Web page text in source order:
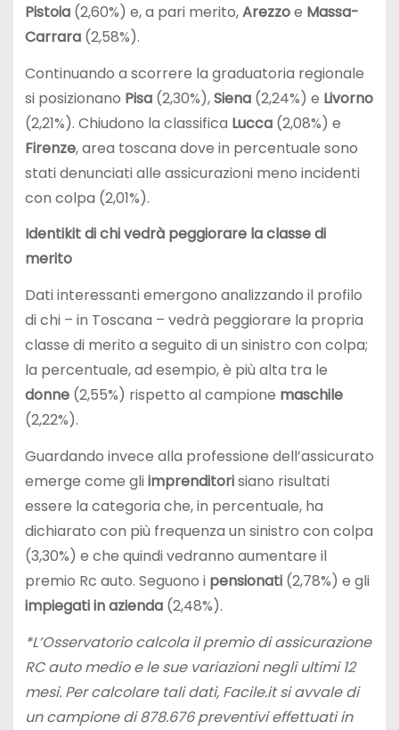
Pistoia(2,60%) e, a pari merito,Arezzoe Massa-
Carrara(2,58%).
Continuando a scorrere la graduatoria regionale
si posizionano Pisa(2,30%),Siena(2,24%) e Livorno
(2,21%). Chiudono la classifica Lucca (2,08%) e
Firenze, area toscana dove in percentuale sono
stati denunciati alle assicurazioni meno incidenti
con colpa (2,01%).
Identikit di chi vedrà peggiorare la classe di
merito
Dati interessanti emergono analizzando il profilo
di chi – in Toscana – vedrà peggiorare la propria
classe di merito a seguito di un sinistro con colpa;
la percentuale, ad esempio, è più alta tra le
donne(2,55%) rispetto al campione maschile
(2,22%).
Guardando invece alla professione dell’assicurato
emerge come gliimprenditorisiano risultati
essere la categoria che, in percentuale, ha
dichiarato con più frequenza un sinistro con colpa
(3,30%) e che quindi vedranno aumentare il
premio Rc auto. Seguono i pensionati(2,78%) e gli
impiegati in azienda(2,48%).
*L’Osservatorio calcola il premio di assicurazione
RC auto medio e le sue variazioni negli ultimi 12
mesi. Per calcolare tali dati, Facile.it si avvale di
un campione di 878.676 preventivi effettuati in